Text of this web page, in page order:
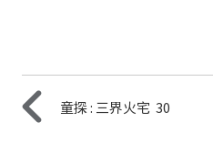
童探 : 三界火宅 30